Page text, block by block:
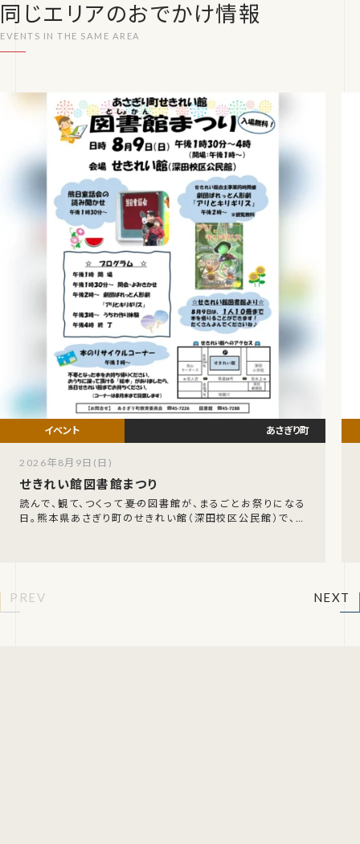
同じエリアのおでかけ情報
せきれい館図書館まつり
読んで、観て、つくって――夏の図書館が、まるごとお祭りになる
日。熊本県あさぎり町のせきれい館（深田校区公民館）で、令
あさぎり町
2026年8月9日(日)
PREV NEXT